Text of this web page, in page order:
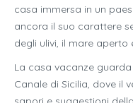
casa immersa in un
ancora il suo carattere
degli ulivi, il mare aperto
La casa vacanze
Canale di Sicilia, dove il